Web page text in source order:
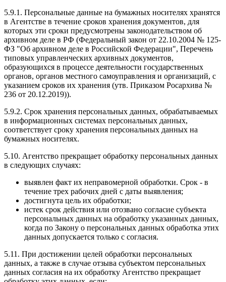
5.9.1. Персональные данные на бумажных носителях хранятся
в Агентстве в течение сроков хранения документов, для
которых эти сроки предусмотрены законодательством об
архивном деле в РФ (Федеральный закон от 22.10.2004 № 125-
ФЗ "Об архивном деле в Российской Федерации", Перечень
типовых управленческих архивных документов,
образующихся в процессе деятельности государственных
органов, органов местного самоуправления и организаций, с
указанием сроков их хранения (утв. Приказом Росархива №
236 от 20.12.2019)).
5.9.2. Срок хранения персональных данных, обрабатываемых
в информационных системах персональных данных,
соответствует сроку хранения персональных данных на
бумажных носителях.
5.10. Агентство прекращает обработку персональных данных
в следующих случаях:
выявлен факт их неправомерной обработки. Срок - в
течение трех рабочих дней с даты выявления;
достигнута цель их обработки;
истек срок действия или отозвано согласие субъекта
персональных данных на обработку указанных данных,
когда по Закону о персональных данных обработка этих
данных допускается только с согласия.
5.11. При достижении целей обработки персональных
данных, а также в случае отзыва субъектом персональных
данных согласия на их обработку Агентство прекращает